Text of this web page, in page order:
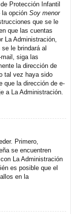
Protección Infantil
la opción Soy menor
que se le
que las cuentas
La Administración,
le brindará al
siga las
la dirección de
tal vez haya sido
que la dirección de e-
a La Administración.
Primero,
se encuentren
La Administración
es posible que el
en la